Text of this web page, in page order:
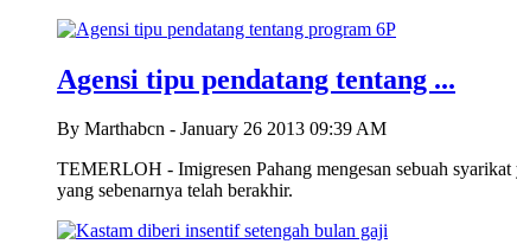
Agensi tipu pendatang tentang ...
By Marthabcn - January 26 2013 09:39 AM
TEMERLOH - Imigresen Pahang mengesan sebuah
yang sebenarnya telah berakhir.